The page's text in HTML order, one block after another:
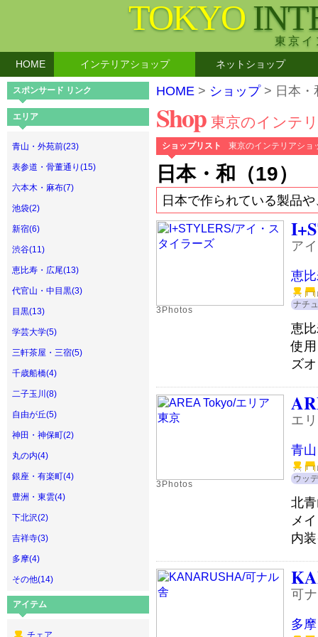
TOKYO
東京イ
HOME インテリアショップ ネットショップ
スポンサード リンク
エリア
青山・外苑前(23)
表参道・骨董通り(15)
六本木・麻布(7)
池袋(2)
新宿(6)
渋谷(11)
恵比寿・広尾(13)
代官山・中目黒(3)
目黒(13)
学芸大学(5)
三軒茶屋・三宿(5)
千歳船橋(4)
二子玉川(8)
自由が丘(5)
神田・神保町(2)
丸の内(4)
銀座・有楽町(4)
豊洲・東雲(4)
下北沢(2)
吉祥寺(3)
多摩(4)
その他(14)
アイテム
チェア
HOME > ショップ> 日本・
Shop 東京のインテ
ショップリスト 東京のインテリアショ
日本・和（19）
日本で作られている製品
3Photos
ア
恵
ナチ
恵
使
ズ
3Photos
エ
青
ウッ
北
メ
内
可
多摩